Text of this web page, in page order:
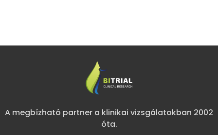
A megbízható partner a klinikai vizsgálatokban 2002
óta.